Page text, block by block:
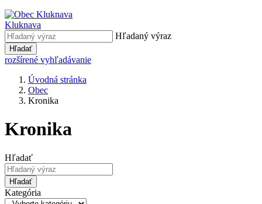
Kluknava
Hľadaný výraz
Hľadať
rozšírené vyhľadávanie
Úvodná stránka
Obec
Kronika
Kronika
Hľadať
Hľadať
Kategória